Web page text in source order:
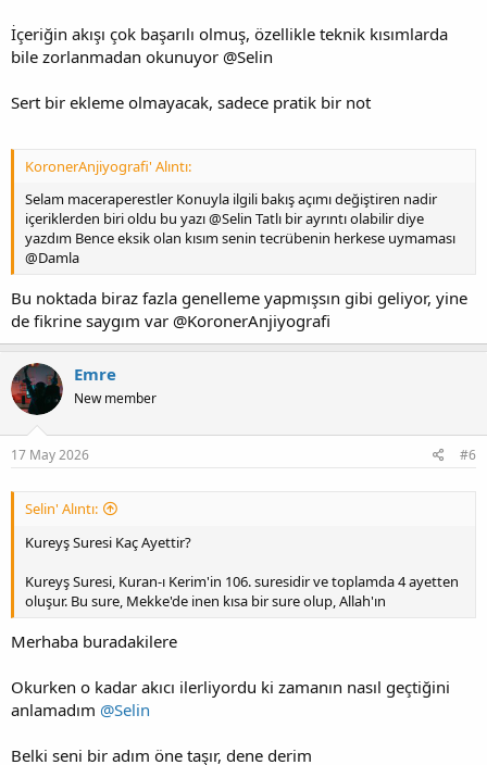
İçeriğin akışı çok başarılı olmuş, özellikle teknik kısımlarda
bile zorlanmadan okunuyor @Selin
Sert bir ekleme olmayacak, sadece pratik bir not
KoronerAnjiyografi' Alıntı:
Selam maceraperestler Konuyla ilgili bakış açımı değiştiren nadir
içeriklerden biri oldu bu yazı @Selin Tatlı bir ayrıntı olabilir diye
yazdım Bence eksik olan kısım senin tecrübenin herkese uymaması
@Damla
Bu noktada biraz fazla genelleme yapmışsın gibi geliyor, yine
de fikrine saygım var @KoronerAnjiyografi
Emre
New member
17 May 2026 #6
Selin' Alıntı:
Kureyş Suresi Kaç Ayettir?
Kureyş Suresi, Kuran-ı Kerim'in 106. suresidir ve toplamda 4 ayetten
oluşur. Bu sure, Mekke'de inen kısa bir sure olup, Allah'ın
Merhaba buradakilere
Okurken o kadar akıcı ilerliyordu ki zamanın nasıl geçtiğini
anlamadım @Selin
Belki seni bir adım öne taşır, dene derim